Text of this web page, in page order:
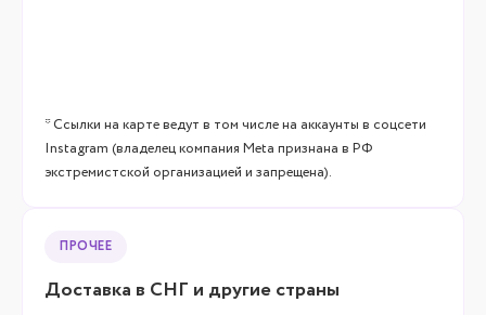
* Ссылки на карте ведут в том числе на аккаунты в соцсети
Instagram (владелец компания Meta признана в РФ
экстремистской организацией и запрещена).
ПРОЧЕЕ
Доставка в СНГ и другие страны